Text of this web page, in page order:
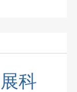
科